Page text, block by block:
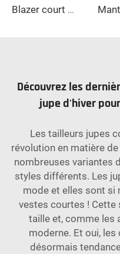
Blazer court mode automne nouvelle tendance pour femme en tissu mélangé vêtement d'extérieur vintage à manches longues chic féminin
Découvrez les
jupe d'hiver
Les tailleurs jupes
révolution en matière
nombreuses variantes
styles différents. Les
mode et elles sont si
vestes courtes !
taille et, comme les
moderne. Et oui,
désormais